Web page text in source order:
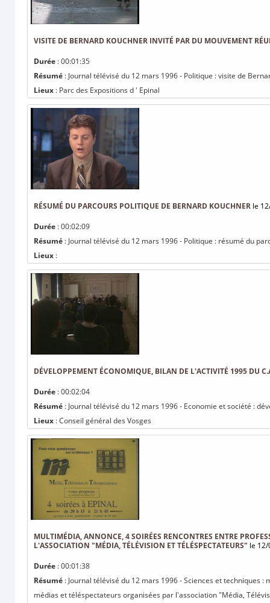
VISITE DE BERNARD KOUCHNER INVITÉ PAR DU MOUVEMENT
Durée : 00:01:35
Résumé : Journal télévisé du 12 mars 1996 - Politique : visite de
Lieux : Parc des Expositions d ' Epinal
RÉSUMÉ DU PARCOURS POLITIQUE DE BERNARD KOUCHNER le
Durée : 00:02:09
Résumé : Journal télévisé du 12 mars 1996 - Politique : résumé du
Lieux :
DÉVELOPPEMENT ÉCONOMIQUE, BILAN DE L'ACTIVITÉ 1995 DU
Durée : 00:02:04
Résumé : Journal télévisé du 12 mars 1996 - Economie et société :
Lieux : Conseil général des Vosges
MULTIMÉDIA, ANNONCE, 4 SOIRÉES RENCONTRES ENTRE
L'ASSOCIATION "MÉDIA, TÉLÉVISION ET TÉLÉSPECTATEURS" le
Durée : 00:01:38
Résumé : Journal télévisé du 12 mars 1996 - Sciences et techniques
médias et téléspectateurs organisées par l'association "Média,